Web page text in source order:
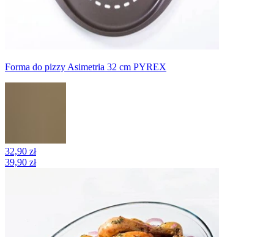
Forma do pizzy Asimetria 32 cm PYREX
32,90 zł
39,90 zł